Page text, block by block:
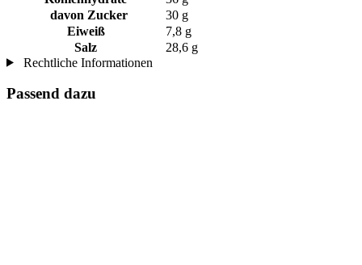
davon Zucker
30 g
Eiweiß
7,8 g
Salz
28,6 g
Rechtliche Informationen
Passend dazu